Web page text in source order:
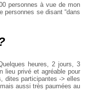
personnes à vue de mon
personnes se disant “dans
heures, 2 jours, 3
lieu privé et agréable pour
dites participantes -> elles
aussi très paumées au